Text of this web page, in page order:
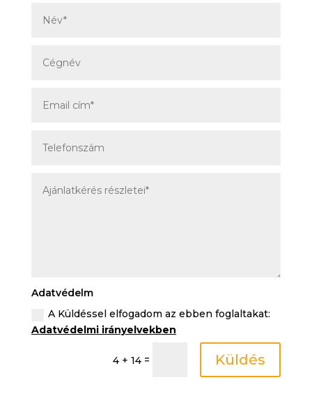
Adatvédelm
A Küldéssel elfogadom az ebben foglaltakat:
Adatvédelmi irányelvekben
4 + 14 = Küldés